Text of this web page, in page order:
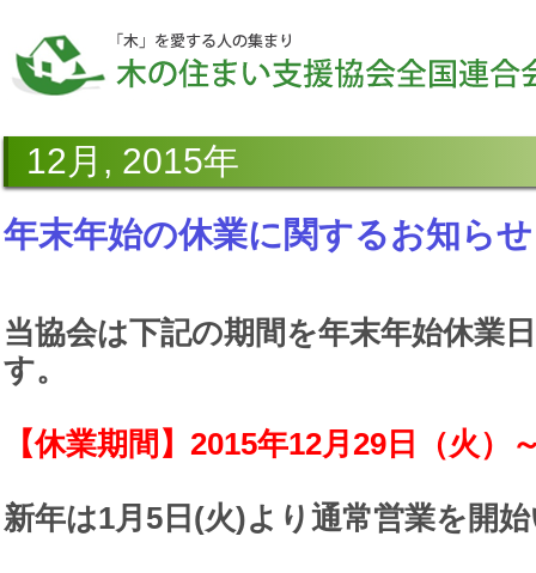
12月, 2015年
年末年始の休業に関するお知らせ
当協会は下記の期間を年末年始休業
す。
【休業期間】2015年12月29日（火）
新年は1月5日(火)より通常営業を開